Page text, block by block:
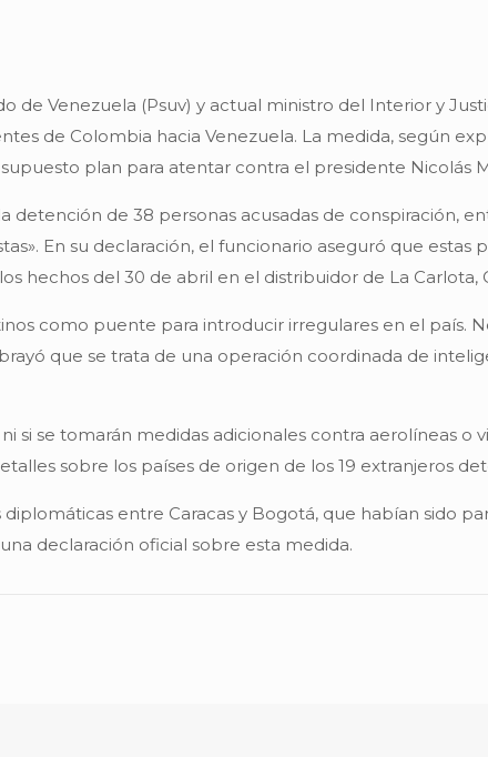
de Venezuela (Psuv) y actual ministro del Interior y
de Colombia hacia Venezuela. La medida, según
plan para atentar contra el presidente Nicolás
detención de 38 personas acusadas de conspiración,
En su declaración, el funcionario aseguró que
hechos del 30 de abril en el distribuidor de La Carlota,
como puente para introducir irregulares en el país.
que se trata de una operación coordinada de
si se tomarán medidas adicionales contra aerolíneas o
sobre los países de origen de los 19 extranjeros
diplomáticas entre Caracas y Bogotá, que habían sido
declaración oficial sobre esta medida.